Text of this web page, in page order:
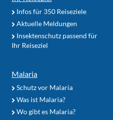
Infos für 350 Reiseziele
Aktuelle Meldungen
Insektenschutz passend für
Ihr Reiseziel
Malaria
Schutz vor Malaria
Was ist Malaria?
Wo gibt es Malaria?